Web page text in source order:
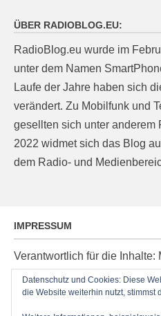
ÜBER RADIOBLOG.EU:
RadioBlog.eu wurde im
unter dem Namen
Laufe der Jahre haben sich
verändert. Zu Mobilfunk und
gesellten sich unter anderem
2022 widmet sich das Blog
dem Radio- und
IMPRESSUM
Verantwortlich für die Inhalte:
Ziegelacker 20, D-63599
post@radioblog.eu
Technik und Administration:
Datenschutz und Cookies: Diese
die Website weiterhin nutzt, stimmst